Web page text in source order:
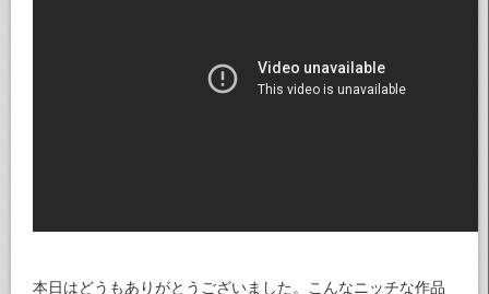
本日はどうもありがとうございました。こんなニッチな作品